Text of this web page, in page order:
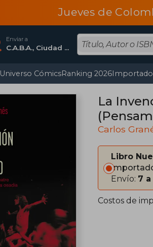
Jueves de
Enviar a
C.A.B.A., Ciudad Autónoma De Buenos Aires
Universo CómicsRanking 2026
La
Carlos
Libro
Envío: 7 a
Costos de